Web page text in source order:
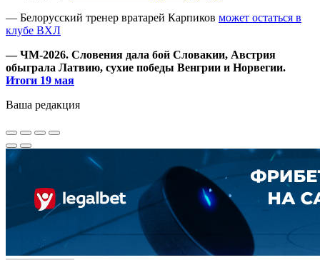
— Белорусский тренер вратарей Карпиков может остаться в
клубе ВХЛ
— ЧМ-2026. Словения дала бой Словакии, Австрия
обыграла Латвию, сухие победы Венгрии и Норвегии.
Итоги 19 мая
Ваша редакция